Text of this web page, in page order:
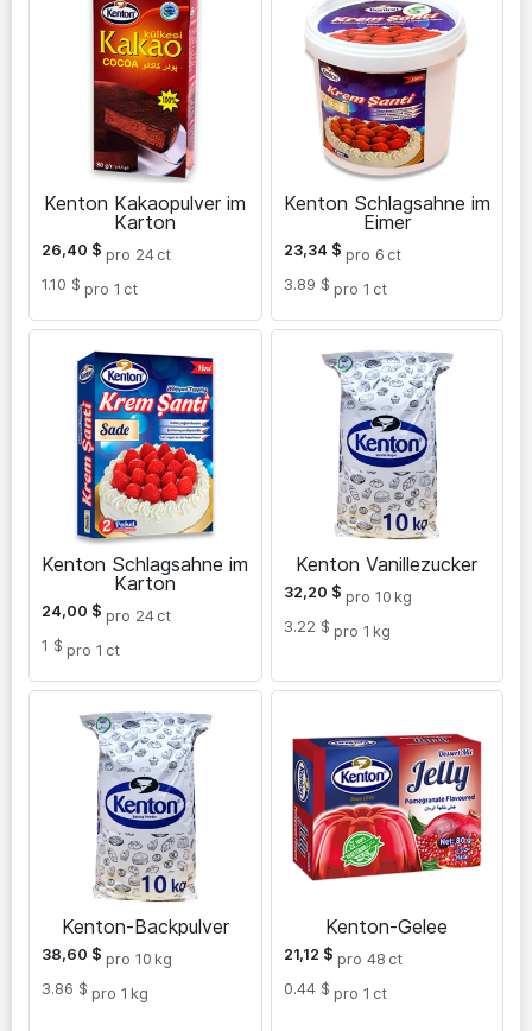
Kenton Kakaopulver im
Karton
26,40 $ pro 24 ct
1.10 $ pro 1 ct
Kenton Schlagsahne im
Eimer
23,34 $ pro 6 ct
3.89 $ pro 1 ct
Kenton Schlagsahne im
Karton
24,00 $ pro 24 ct
1 $ pro 1 ct
Kenton Vanillezucker
32,20 $ pro 10 kg
3.22 $ pro 1 kg
Kenton-Backpulver
38,60 $ pro 10 kg
3.86 $ pro 1 kg
Kenton-Gelee
21,12 $ pro 48 ct
0.44 $ pro 1 ct